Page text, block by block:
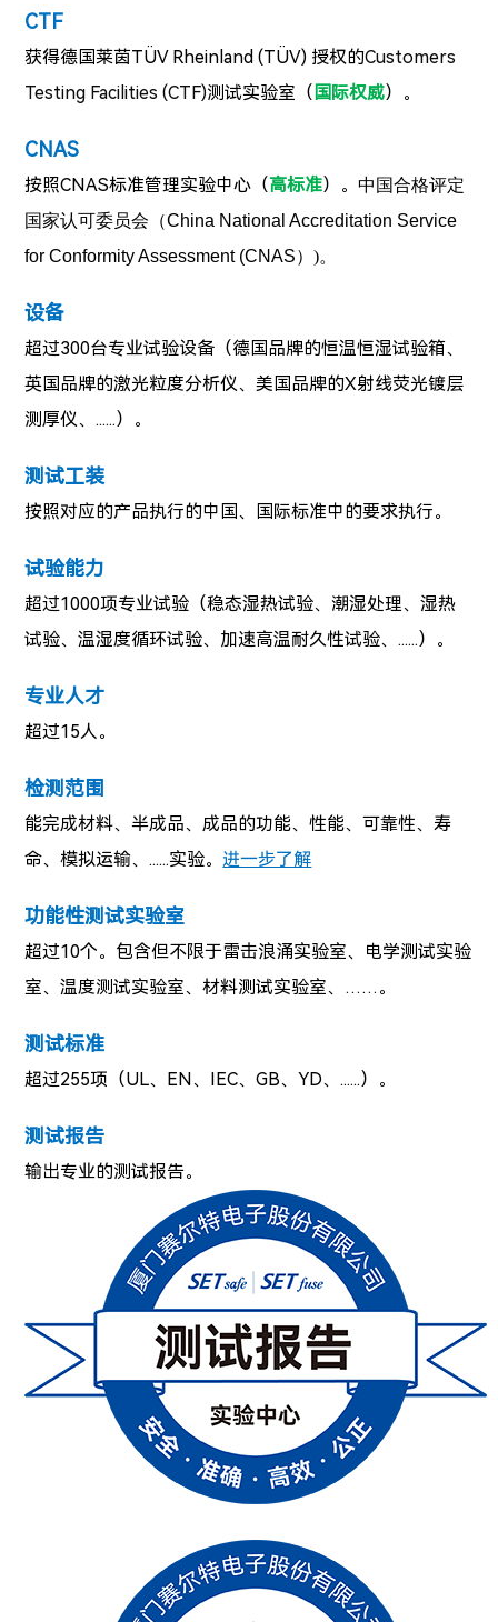
CTF
获得德国莱茵TÜV Rheinland (TÜV) 授权的Customers
Testing Facilities (CTF)测试实验室（ 国际权威）。
CNAS
按照CNAS标准管理实验中心（高标准）。中国合格评定
国家认可委员会（China National Accreditation Service
for Conformity Assessment (CNAS）)。
设备
超过300台专业试验设备（德国品牌的恒温恒湿试验箱、
英国品牌的激光粒度分析仪、美国品牌的X射线荧光镀层
测厚仪、......）。
测试工装
按照对应的产品执行的中国、国际标准中的要求执行。
试验能力
超过1000项专业试验（稳态湿热试验、潮湿处理、湿热
试验、温湿度循环试验、加速高温耐久性试验、......）。
专业人才
超过15人。
检测范围
能完成材料、半成品、成品的功能、性能、可靠性、寿
命、模拟运输、......实验。进一步了解
功能性测试实验室
超过10个。包含但不限于雷击浪涌实验室、电学测试实验
室、温度测试实验室、材料测试实验室、……。
测试标准
超过255项（UL、EN、IEC、GB、YD、......）。
测试报告
输出专业的测试报告。